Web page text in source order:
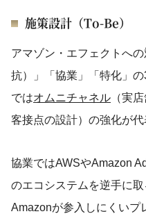
施策設計（To-Be）
アマゾン・エフェクトへ
抗）」「協業」「特化」
ではオムニチャネル （実
客接点の設計）の強化が代
協業ではAWSやAmazon
のエコシステムを逆手に
Amazonが参入しにくいプ